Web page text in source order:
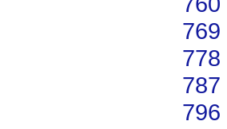
769
778
787
796